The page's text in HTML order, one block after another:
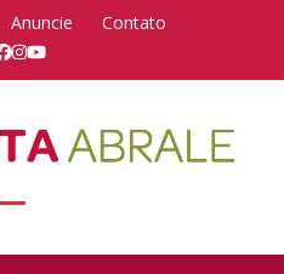
Anuncie
Contato
Facebook
Instagram
YouTube